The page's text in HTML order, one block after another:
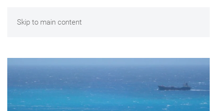
Skip to main content